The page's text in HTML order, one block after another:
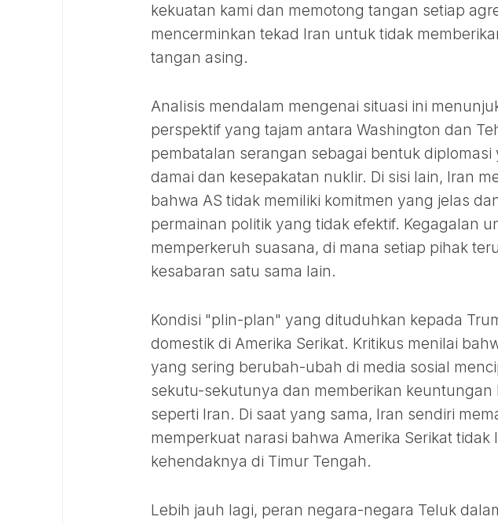
kekuatan kami dan memotong tangan setiap
mencerminkan tekad Iran untuk tidak
tangan asing.
Analisis mendalam mengenai situasi ini
perspektif yang tajam antara Washington dan
pembatalan serangan sebagai bentuk
damai dan kesepakatan nuklir. Di sisi lain, Iran
bahwa AS tidak memiliki komitmen yang jelas
permainan politik yang tidak efektif. Kegagalan
memperkeruh suasana, di mana setiap pihak
kesabaran satu sama lain.
Kondisi "plin-plan" yang dituduhkan kepada
domestik di Amerika Serikat. Kritikus menilai
yang sering berubah-ubah di media sosial
sekutu-sekutunya dan memberikan
seperti Iran. Di saat yang sama, Iran sendiri
memperkuat narasi bahwa Amerika Serikat tidak
kehendaknya di Timur Tengah.
Lebih jauh lagi, peran negara-negara Teluk